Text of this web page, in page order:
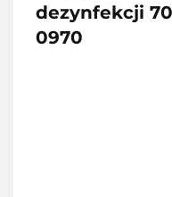
dezynfekcji
0970